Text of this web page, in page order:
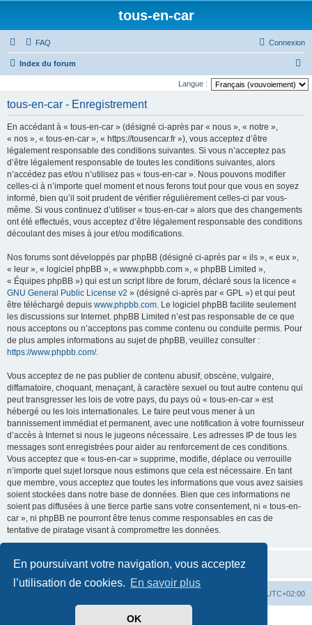
En poursuivant votre navigation, vous acceptez
l’utilisation de cookies. En savoir plus
OK
tous-en-car
FAQ Connexion
Index du forum
e
Langue :
tous-en-car - Enregistrement
En accédant à « tous-en-car » (désigné ci-après par « nous », « notre »,
« nos », « tous-en-car », « https://tousencar.fr »), vous acceptez d’être
légalement responsable des conditions suivantes. Si vous n’acceptez pas
d’être légalement responsable de toutes les conditions suivantes, alors
n’accédez pas et/ou n’utilisez pas « tous-en-car ». Nous pouvons modifier
celles-ci à n’importe quel moment et nous ferons tout pour que vous en soyez
informé, bien qu’il soit prudent de vérifier régulièrement celles-ci par vous-
même. Si vous continuez d’utiliser « tous-en-car » alors que des changements
ont été effectués, vous acceptez d’être légalement responsable des conditions
découlant des mises à jour et/ou modifications.
Nos forums sont développés par phpBB (désigné ci-après par « ils », « eux »,
« leur », « logiciel phpBB », « www.phpbb.com », « phpBB Limited »,
« Équipes phpBB ») qui est un script libre de forum, déclaré sous la licence «
GNU General Public License v2 » (désigné ci-après par « GPL ») et qui peut
être téléchargé depuis www.phpbb.com. Le logiciel phpBB facilite seulement
les discussions sur Internet. phpBB Limited n’est pas responsable de ce que
nous acceptons ou n’acceptons pas comme contenu ou conduite permis. Pour
de plus amples informations au sujet de phpBB, veuillez consulter :
https://www.phpbb.com/.
Vous acceptez de ne pas publier de contenu abusif, obscène, vulgaire,
diffamatoire, choquant, menaçant, à caractère sexuel ou tout autre contenu qui
peut transgresser les lois de votre pays, du pays où « tous-en-car » est
hébergé ou les lois internationales. Le faire peut vous mener à un
bannissement immédiat et permanent, avec une notification à votre fournisseur
d’accès à Internet si nous le jugeons nécessaire. Les adresses IP de tous les
messages sont enregistrées pour aider au renforcement de ces conditions.
Vous acceptez que « tous-en-car » supprime, modifie, déplace ou verrouille
n’importe quel sujet lorsque nous estimons que cela est nécessaire. En tant
que membre, vous acceptez que toutes les informations que vous avez saisies
soient stockées dans notre base de données. Bien que ces informations ne
soient pas diffusées à une tierce partie sans votre consentement, ni « tous-en-
car », ni phpBB ne pourront être tenus comme responsables en cas de
tentative de piratage visant à compromettre les données.
UTC+02:00
phpBB ® Forum Software © phpBB Limited